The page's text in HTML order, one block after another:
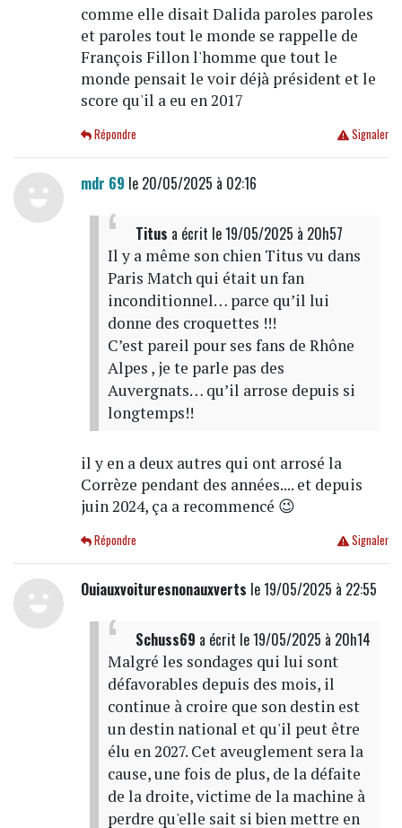
comme elle disait Dalida paroles paroles
et paroles tout le monde se rappelle de
François Fillon l'homme que tout le
monde pensait le voir déjà président et le
score qu'il a eu en 2017
Signaler
Répondre
mdr 69 le 20/05/2025 à 02:16
Titus a écrit le 19/05/2025 à 20h57
Il y a même son chien Titus vu dans
Paris Match qui était un fan
inconditionnel… parce qu’il lui
donne des croquettes !!!
C’est pareil pour ses fans de Rhône
Alpes , je te parle pas des
Auvergnats… qu’il arrose depuis si
longtemps!!
il y en a deux autres qui ont arrosé la
Corrèze pendant des années.... et depuis
juin 2024, ça a recommencé 😉
Signaler
Répondre
Ouiauxvoituresnonauxverts le 19/05/2025 à 22:55
Schuss69 a écrit le 19/05/2025 à 20h14
Malgré les sondages qui lui sont
défavorables depuis des mois, il
continue à croire que son destin est
un destin national et qu'il peut être
élu en 2027. Cet aveuglement sera la
cause, une fois de plus, de la défaite
de la droite, victime de la machine à
perdre qu'elle sait si bien mettre en